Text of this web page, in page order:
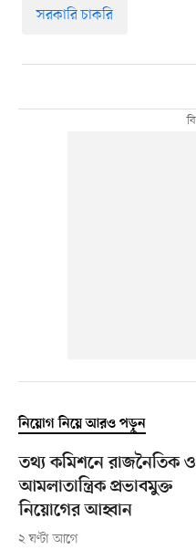
সরকারি চাকরি
নিয়োগ নিয়ে আরও পড়ুন
তথ্য কমিশনে রাজনৈতিক ও
আমলাতান্ত্রিক প্রভাবমুক্ত
নিয়োগের আহ্বান
২ ঘণ্টা আগে